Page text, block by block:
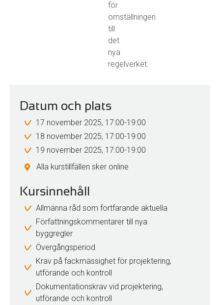
för
omställningen
till
det
nya
regelverket.
Datum och plats
17 november 2025, 17:00-19:00
18 november 2025, 17:00-19:00
19 november 2025, 17:00-19:00
Alla kurstillfällen sker online
Kursinnehåll
Allmänna råd som fortfarande aktuella
Författningskommentarer till nya
byggregler
Övergångsperiod
Krav på fackmässighet för projektering,
utförande och kontroll
Dokumentationskrav vid projektering,
utförande och kontroll